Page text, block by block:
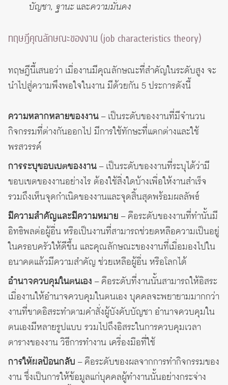
บัญชา, ฐานะและความมั่นคง
ทฤษฎีคุณลักษณะของงาน (job characteristics theory)
ทฤษฎีนี้เสนอว่า เมื่องานมีคุณลักษณะที่สำคัญในระดับสูง จะ
นำไปสู่ความพึงพอใจในงาน มีด้วยกัน 5 ประการดังนี้
ความหลากหลายของงาน– เป็นระดับของงานที่มีจำนวน
กิจกรรมที่ต่างกันออกไป มีการใช้ทักษะที่แตกต่างและใช้
พรสวรรค์
การระบุขอบเบตของงาน– เป็นระดับของงานที่ระบุได้ว่ามี
ขอบเขตของงานอย่างไร ต้องใช้สิ่งใดบ้างเพื่อให้งานสำเร็จ
รวมถึงเห็นจุดกำเนิดของงานและจุดสิ้นสุดพร้อมผลลัพธ์
มีความสำคัญและมีความหมาย – คือระดับของงานที่ทำนั้นมี
อิทธิพลต่อผู้อื่น หรือเป็นงานที่สามารถช่วยดหลือความเป็นอยู่
ในครอบครัวให้ดีขึ้น และคุณลักษณะของงานที่เมื่อมองไปใน
อนาคตแล้วมีความสำคัญ ช่วยเหลือผู้อื่น หรือโลกได้
อำนาจควบคุมในตนเอง – คือระดับที่งานนั้นสามารถให้อิสระ
เมื่องานให้อำนาจควบคุมในตนเอง บุคคลจะพยายามมากกว่า
งานที่ขาดอิสระทำตามคำสั่งผู้บังคับบัญชา อำนาจควบคุมใน
ตนเองมีหลายรูปแบบ รวมไปถึงอิสระในการควบคุมเวลา
ตารางของงาน วิธีการทำงาน เครื่องมือที่ใช้
การให้ผลป้อนกลับ – คือระดับของผลจากการทำกิจกรรมของ
งาน ซึ่งเป็นการให้ข้อมูลแก่บุคคลผู้ทำงานนั้นอย่างกระจ่าง